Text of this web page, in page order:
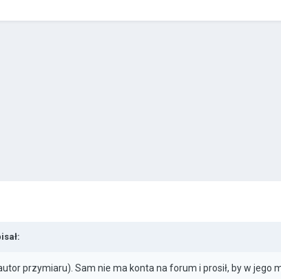
przymiaru). Sam nie ma konta na forum i prosił, by w jego